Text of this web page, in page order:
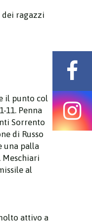
dei ragazzi
il punto col
11. Penna
Sorrento
di Russo
una palla
Meschiari
al
attivo a